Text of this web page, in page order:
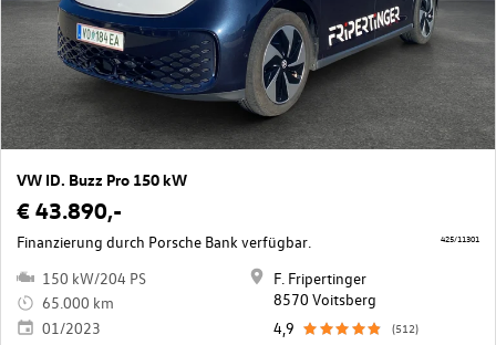
VW ID. Buzz Pro 150 kW
€ 43.890,-
Finanzierung durch Porsche Bank verfügbar.
150 kW/204 PS
65.000 km
01/2023
F. Fripertinger
8570 Voitsberg
4,9
(512)
425/11301